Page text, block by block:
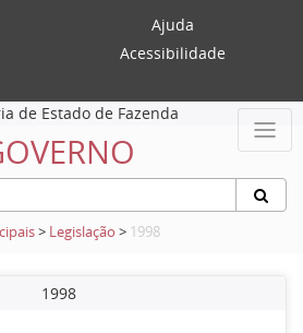
Ajuda
Acessibilidade
de Estado de Fazenda
> Legislação > 1998
1998